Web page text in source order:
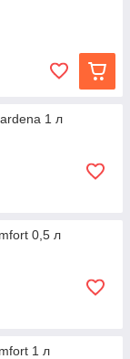
1 л
0,5 л
1 л